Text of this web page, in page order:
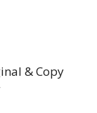
& Copy